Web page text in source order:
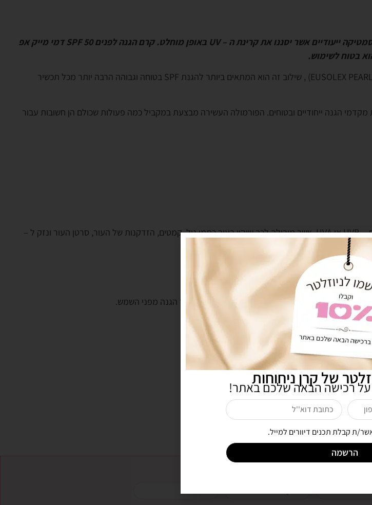
האקלים הים תיכוני בישראל הכולל את קרני השמש החמות מצריך שימוש בתכשירי קוסמטיקה ייעודיים אשר יסננו את קרינת ה – UV באופן מוחלט. קרם הגנה לפנים 50 SPF דמי מייק אפ
מיוצר מחומרים אורגנים אשר עטופים באמצעות קפסולה (EUSOLEX PEARLS-UV) , שילוב זה הוא המתאים ביותר להגנת SPF בטוחה וגבוהה הרבה יותר מכל תכשיר
הגנה ייחודיים ובטוחים. הפורמולה העשירה מבצעת במקביל כמה פעולות שכולם הן חשובות עבור
הוא מונע נזקי חשיפה לקרינה על סגולה עמוקה, שעלולה לגרום לעור אדמומי ולכוויות – UVB או UVA, אשר מובילה לכך שיהיו בעור כתמי גיל, קמטים, הזדקנות של העור, סרטן העור ונזק ל –
של קרן ניחוחות
רכישה הבאה שלכם באתר!
ת קבלת תכנים דיוורים למייל.
הרשמה